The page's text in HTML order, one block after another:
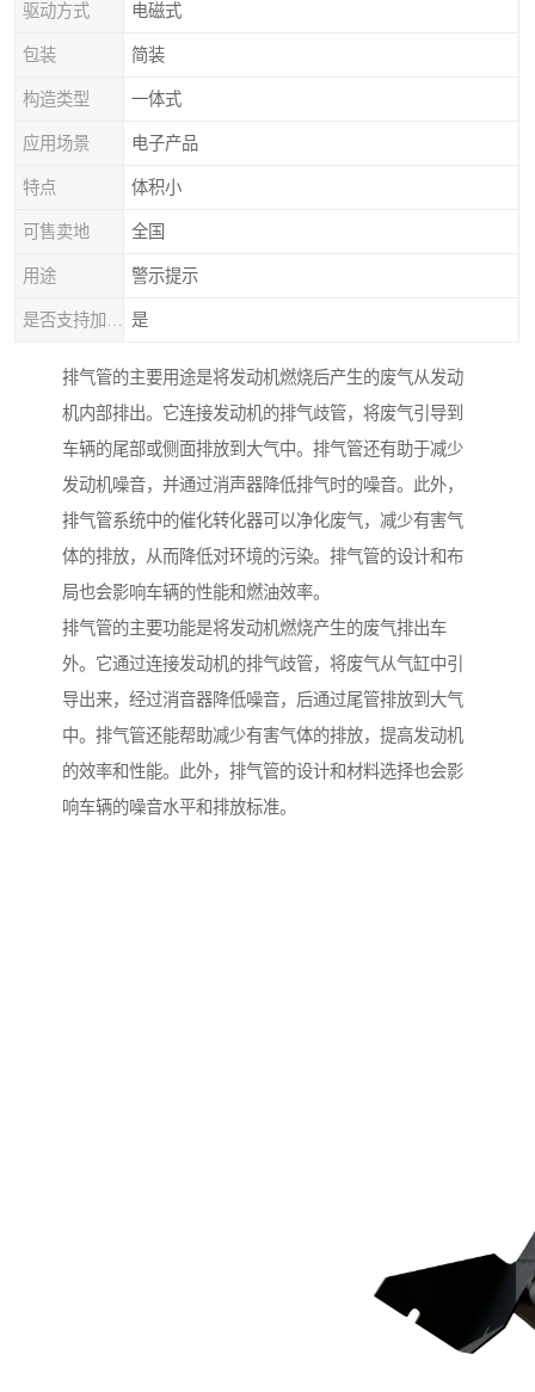
驱动方式 电磁式
包装 简装
构造类型 一体式
应用场景 电子产品
特点 体积小
可售卖地 全国
用途 警示提示
是
排气管的主要用途是将发动机燃烧后产生的废气从发动
机内部排出。它连接发动机的排气歧管，将废气引导到
车辆的尾部或侧面排放到大气中。排气管还有助于减少
发动机噪音，并通过消声器降低排气时的噪音。此外，
排气管系统中的催化转化器可以净化废气，减少有害气
体的排放，从而降低对环境的污染。排气管的设计和布
局也会影响车辆的性能和燃油效率。
排气管的主要功能是将发动机燃烧产生的废气排出车
外。它通过连接发动机的排气歧管，将废气从气缸中引
导出来，经过消音器降低噪音，后通过尾管排放到大气
中。排气管还能帮助减少有害气体的排放，提高发动机
的效率和性能。此外，排气管的设计和材料选择也会影
响车辆的噪音水平和排放标准。